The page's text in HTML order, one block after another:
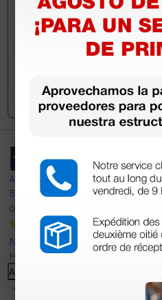
Envía tu
4,4
597
opiniones
Nuestras reseñas de 4 y 5
Haga clic aquí para leerlos todos >
Anterior